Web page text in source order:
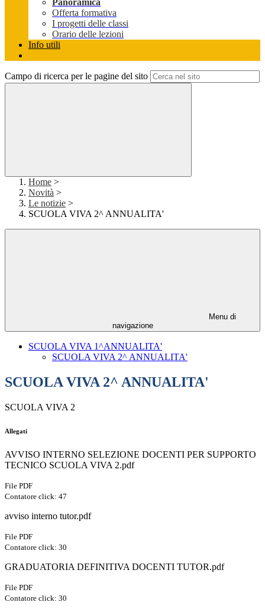
Panoramica
Offerta formativa
I progetti delle classi
Orario delle lezioni
Info utili
Campo di ricerca per le pagine del sito
Home >
Novità >
Le notizie >
SCUOLA VIVA 2^ ANNUALITA'
Menu di
navigazione
SCUOLA VIVA 1^ANNUALITA'
SCUOLA VIVA 2^ ANNUALITA'
SCUOLA VIVA 2^ ANNUALITA'
SCUOLA VIVA 2
Allegati
AVVISO INTERNO SELEZIONE DOCENTI PER SUPPORTO
TECNICO SCUOLA VIVA 2.pdf
File PDF
Contatore click: 47
avviso interno tutor.pdf
File PDF
Contatore click: 30
GRADUATORIA DEFINITIVA DOCENTI TUTOR.pdf
File PDF
Contatore click: 30